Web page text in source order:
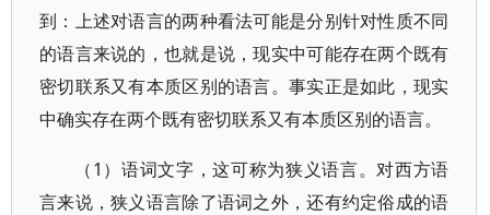
到：上述对语言的两种看法可能是分别针对性质不同
的语言来说的，也就是说，现实中可能存在两个既有
密切联系又有本质区别的语言。事实正是如此，现实
中确实存在两个既有密切联系又有本质区别的语言。
（1）语词文字，这可称为狭义语言。对西方语
言来说，狭义语言除了语词之外，还有约定俗成的语